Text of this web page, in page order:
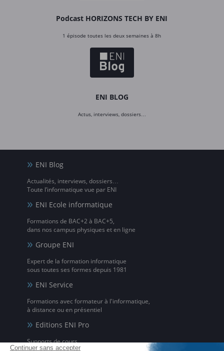
Podcast HORIZONS TECH BY ENI
1 épisode toutes les deux semaines à 8h
ENI BLOG
Actus, interviews, dossiers…
ENI Blog
Actualités, interviews, dossiers…
Toute l’informatique vue par ENI
ENI Ecole informatique
Formations de BAC+2 à BAC+5,
dans nos campus physiques et en ligne
Groupe ENI
Expert de la formation informatique
sous toutes ses formes depuis 1981
ENI Service
Formations avec formateur à l'informatique,
à distance ou en présentiel
Editions ENI Pro
Supports de cours